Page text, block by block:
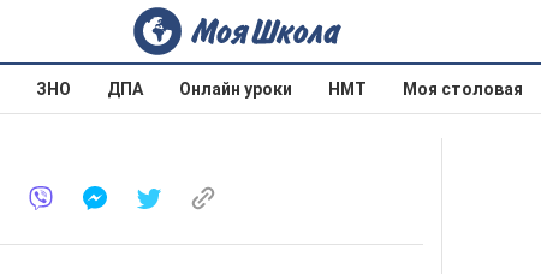
ЗНО ДПА Онлайн уроки НМТ Моя столовая